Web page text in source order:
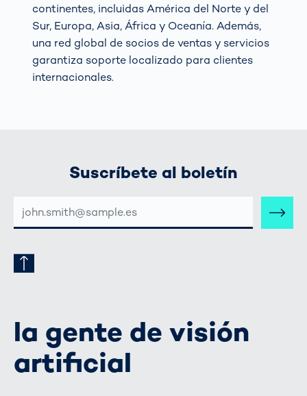
continentes, incluidas América del Norte y del
Sur, Europa, Asia, África y Oceanía. Además,
una red global de socios de ventas y servicios
garantiza soporte localizado para clientes
internacionales.
Suscríbete al boletín
CORREO
la gente de visión
artificial